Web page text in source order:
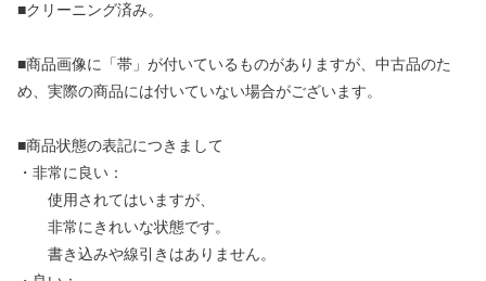
■クリーニング済み。
■商品画像に「帯」が付いているものがありますが、中古品のた
め、実際の商品には付いていない場合がございます。
■商品状態の表記につきまして
・非常に良い：
使用されてはいますが、
非常にきれいな状態です。
書き込みや線引きはありません。